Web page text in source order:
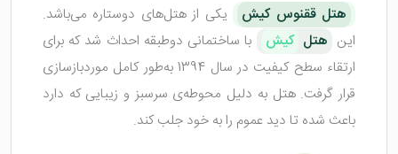
هتل ققنوس کیش
یکی از هتل‌های دوستاره می‌باشد.
این هتل کیش
با ساختمانی دوطبقه احداث شد که برای
ارتقاء سطح کیفیت در سال 1394 به‌طور کامل موردبازسازی
قرار گرفت. هتل به دلیل محوطه‌ی سرسبز و زیبایی که دارد
باعث شده تا دید عموم را به خود جلب کند.